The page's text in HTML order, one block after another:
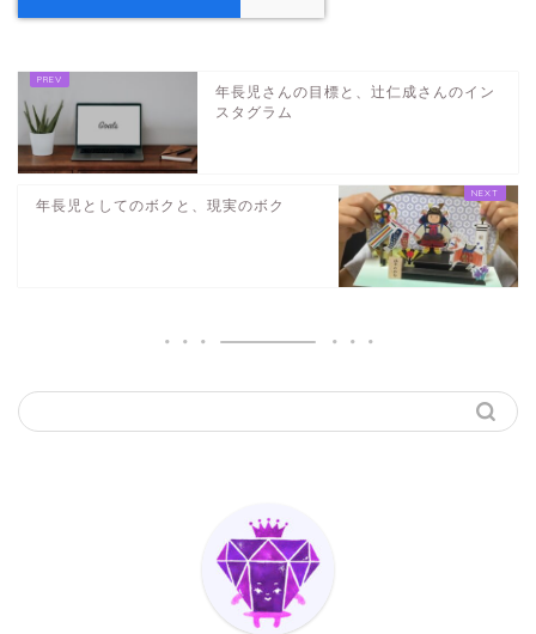
年長児さんの目標と、辻仁成さんのイン
スタグラム
年長児としてのボクと、現実のボク